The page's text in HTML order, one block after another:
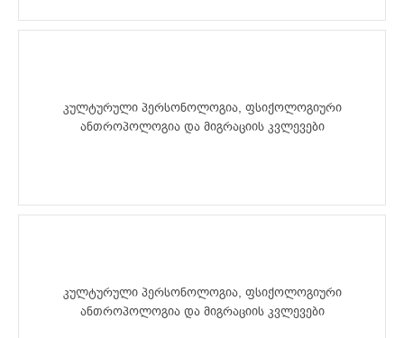
კულტურული პერსონოლოგია, ფსიქოლოგიური
ანთროპოლოგია და მიგრაციის კვლევები
კულტურული პერსონოლოგია, ფსიქოლოგიური
ანთროპოლოგია და მიგრაციის კვლევები